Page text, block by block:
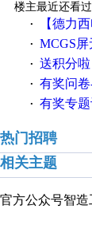
楼主最近还看过
·
【德力西
· MCGS
· 送积分啦！
· 有奖问卷-赛
· 有奖专题讨论
热门招聘
相关主题
官方公众号智造